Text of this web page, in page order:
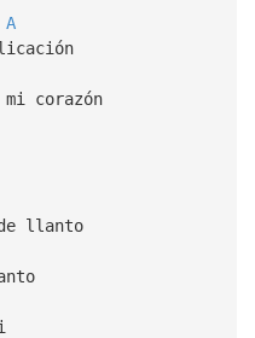
A
corazón
llanto